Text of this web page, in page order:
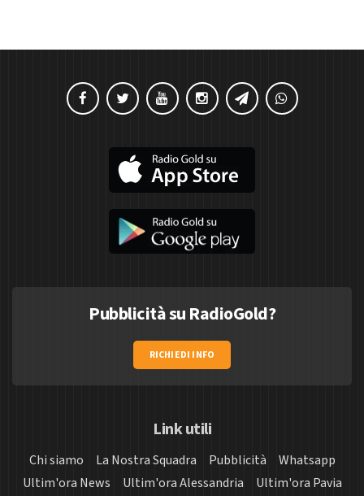
Pubblicità su RadioGold?
RICHIEDI INFO
Link utili
Chi siamo La Nostra Squadra Pubblicità
Whatsapp
Ultim'ora News
Ultim'ora Alessandria
Ultim'ora Pavia